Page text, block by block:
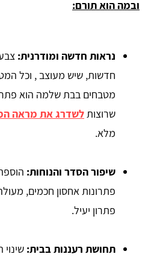
ובמה הוא תורם:
נראות חדשה ומודרנית:
חדשות, שיש מעוצב , וכל
מטבחים בבת שלמה הוא
שרוצותלשדרג את מראה
מלא.
שיפור הסדר והנוחות:
פתרונות אחסון חכמים,
פתרון יעיל.
תחושת רעננות בבית: